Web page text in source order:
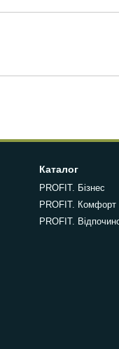
Каталог
PROFIT. Бізнес
PROFIT. Комфорт
PROFIT.